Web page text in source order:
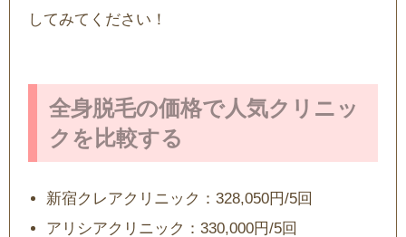
してみてください！
全身脱毛の価格で人気クリニッ
クを比較する
新宿クレアクリニック：328,050円/5回
アリシアクリニック：330,000円/5回